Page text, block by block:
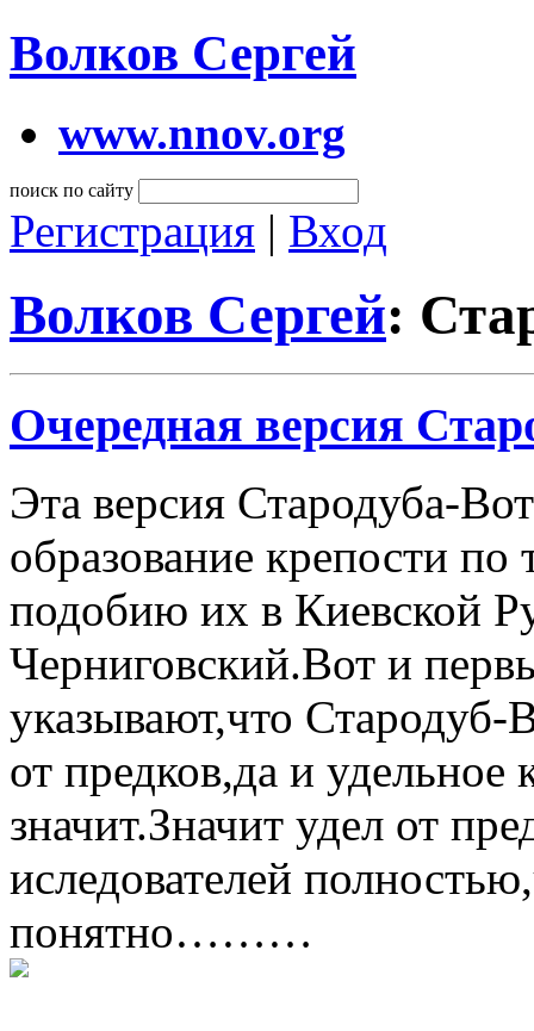
Волков Сергей
www.nnov.org
поиск по сайту
Регистрация | Вход
Волков Сергей:
Очередная версия
Эта версия Стародуба-
образование крепости
подобию их в Киевской
Черниговский.Вот и
указывают,что Стародуб-
от предков,да и удельное
значит.Значит удел от
иследователей
понятно………